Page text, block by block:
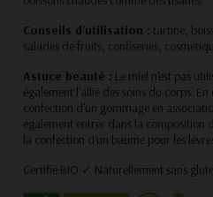
Conseils d'utilisation : tartine,
salades de fruits, confiseries,
Astuce beauté : Le miel n'est pas
également l'allié des soins du corps.
confection d'un gommage en
également entrer dans la
la confection d'un baume pour les
Certifié BIO ✓ Naturellement sans